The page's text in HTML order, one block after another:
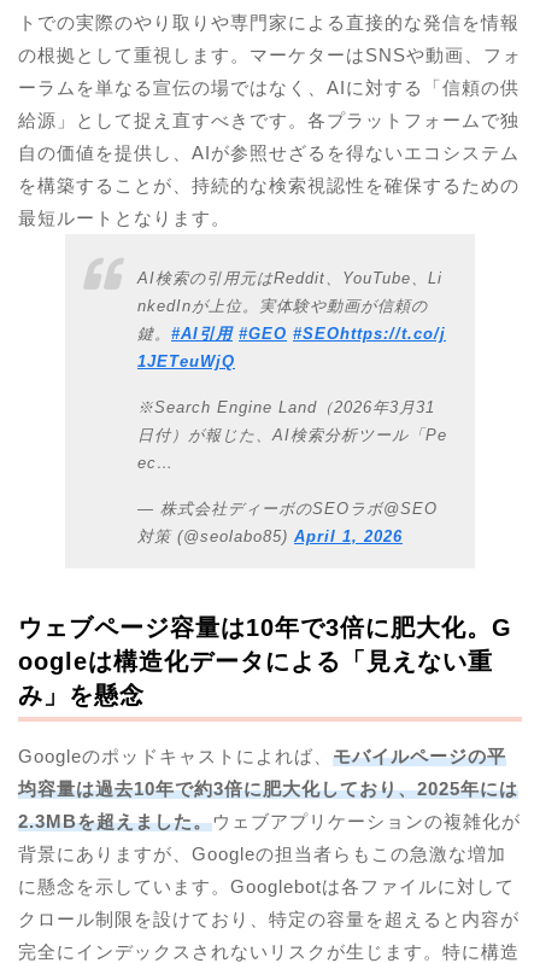
トでの実際のやり取りや専門家による直接的な発信を情報
の根拠として重視します。マーケターはSNSや動画、フォ
ーラムを単なる宣伝の場ではなく、AIに対する「信頼の供
給源」として捉え直すべきです。各プラットフォームで独
自の価値を提供し、AIが参照せざるを得ないエコシステム
を構築することが、持続的な検索視認性を確保するための
最短ルートとなります。
AI検索の引用元はReddit、YouTube、Li
nkedInが上位。実体験や動画が信頼の
鍵。 #AI引用 #GEO #SEOhttps://t.co/j
1JETeuWjQ
※Search Engine Land（2026年3月31
日付）が報じた、AI検索分析ツール「Pe
ec…
— 株式会社ディーボのSEOラボ@SEO
対策 (@seolabo85) April 1, 2026
ウェブページ容量は10年で3倍に肥大化。G
oogleは構造化データによる「見えない重
み」を懸念
Googleのポッドキャストによれば、 モバイルページの平
均容量は過去10年で約3倍に肥大化しており、2025年には
2.3MBを超えました。ウェブアプリケーションの複雑化が
背景にありますが、Googleの担当者らもこの急激な増加
に懸念を示しています。Googlebotは各ファイルに対して
クロール制限を設けており、特定の容量を超えると内容が
完全にインデックスされないリスクが生じます。特に構造